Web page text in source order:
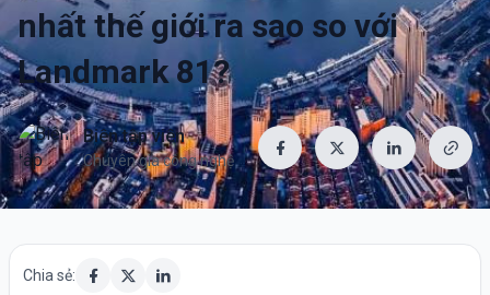
nhất thế giới ra sao so với
Landmark 81?
Biên tập viên
Chuyên gia công nghệ
Chia sẻ: